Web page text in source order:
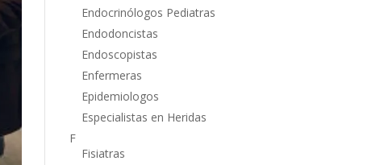
Endocrinólogos Pediatras
Endodoncistas
Endoscopistas
Enfermeras
Epidemiologos
Especialistas en Heridas
F
Fisiatras